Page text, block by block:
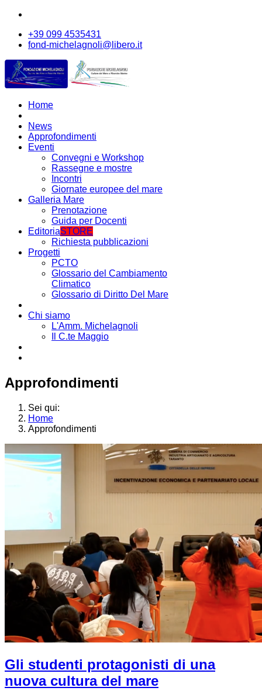
+39 099 4535431
fond-michelagnoli@libero.it
Home
News
Approfondimenti
Eventi
Convegni e Workshop
Rassegne e mostre
Incontri
Giornate europee del mare
Galleria Mare
Prenotazione
Guida per Docenti
EditoriaSTORE
Richiesta pubblicazioni
Progetti
PCTO
Glossario del Cambiamento
Climatico
Glossario di Diritto Del Mare
Chi siamo
L'Amm. Michelagnoli
Il C.te Maggio
Approfondimenti
Sei qui:
Home
Approfondimenti
Gli studenti protagonisti di una
nuova cultura del mare